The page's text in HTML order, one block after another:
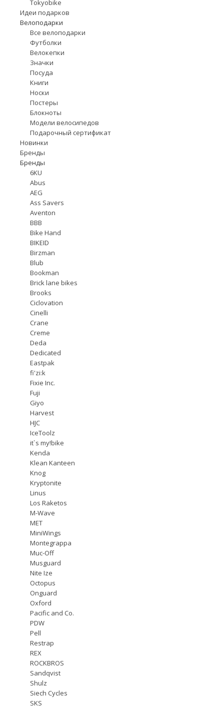
Tokyobike
Идеи подарков
Велоподарки
Все велоподарки
Футболки
Велокепки
Значки
Посуда
Книги
Носки
Постеры
Блокноты
Модели велосипедов
Подарочный сертификат
Новинки
Бренды
Бренды
6KU
Abus
AEG
Ass Savers
Aventon
BBB
Bike Hand
BIKEID
Birzman
Blub
Bookman
Brick lane bikes
Brooks
Ciclovation
Cinelli
Crane
Creme
Deda
Dedicated
Eastpak
fi'zi:k
Fixie Inc.
Fuji
Giyo
Harvest
HJC
IceToolz
it`s my!bike
Kenda
Klean Kanteen
Knog
Kryptonite
Linus
Los Raketos
M-Wave
MET
MiniWings
Montegrappa
Muc-Off
Musguard
Nite Ize
Octopus
Onguard
Oxford
Pacific and Co.
PDW
Pell
Restrap
REX
ROCKBROS
Sandqvist
Shulz
Siech Cycles
SKS